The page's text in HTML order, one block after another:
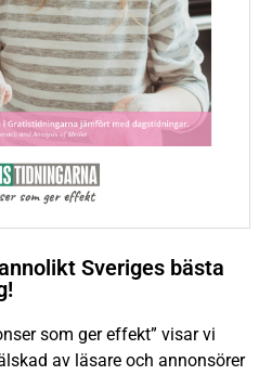
Sveriges bästa
som ger effekt” visar vi
av läsare och annonsörer